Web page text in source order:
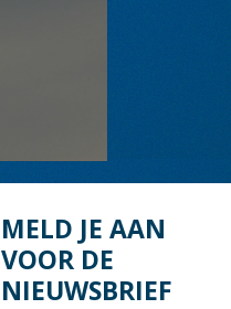
MELD JE AAN
VOOR DE
NIEUWSBRIEF